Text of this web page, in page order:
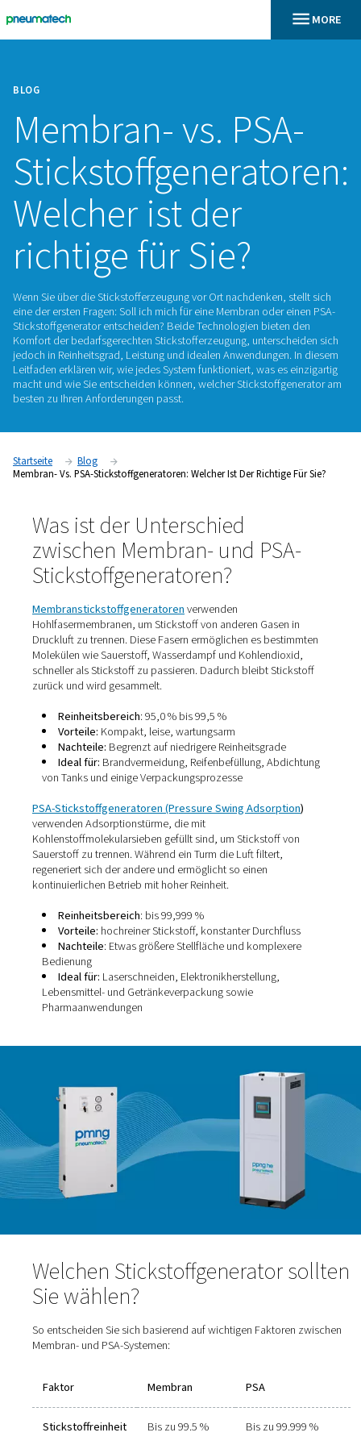
BLOG
Membran- vs.
Welcher ist der
richtige für Sie?
Wenn Sie über die Stickstofferzeugung vor Ort
eine der ersten Fragen: Soll ich mich für eine Membran oder
Stickstoffgenerator entscheiden? Beide Technologien
Leitfaden erklären wir, wie jedes System funktioniert, was
macht und wie Sie entscheiden können, welcher
Startseite
Blog
Membran- Vs. PSA-Stickstoffgeneratoren: Welcher Ist Der
Was ist der Unterschied
zwischen Membran- und
Stickstoffgeneratoren?
Membranstickstoffgeneratorenverwenden
Hohlfasermembranen, um Stickstoff von anderen
Druckluft zu trennen. Diese Fasern ermöglichen es
Molekülen wie Sauerstoff, Wasserdampf und
schneller als Stickstoff zu passieren. Dadurch bleibt
zurück und wird gesammelt.
Reinheitsbereich: 95,0 % bis 99,5 %
Vorteile:Kompakt, leise, wartungsarm
Nachteile:Begrenzt auf niedrigere Reinheitsgrade
Ideal für:Brandvermeidung, Reifenbefüllung,
von Tanks und einige Verpackungsprozesse
PSA-Stickstoffgeneratoren (Pressure Swing
Kohlenstoffmolekularsieben gefüllt sind, um Stickstoff
Sauerstoff zu trennen. Während ein Turm die Luft filtert,
regeneriert sich der andere und ermöglicht so einen
kontinuierlichen Betrieb mit hoher Reinheit.
Reinheitsbereich
: bis 99,999 %
Vorteile:hochreiner Stickstoff, konstanter
Nachteile
Bedienung
Lebensmittel- und Getränkeverpackung sowie
Pharmaanwendungen